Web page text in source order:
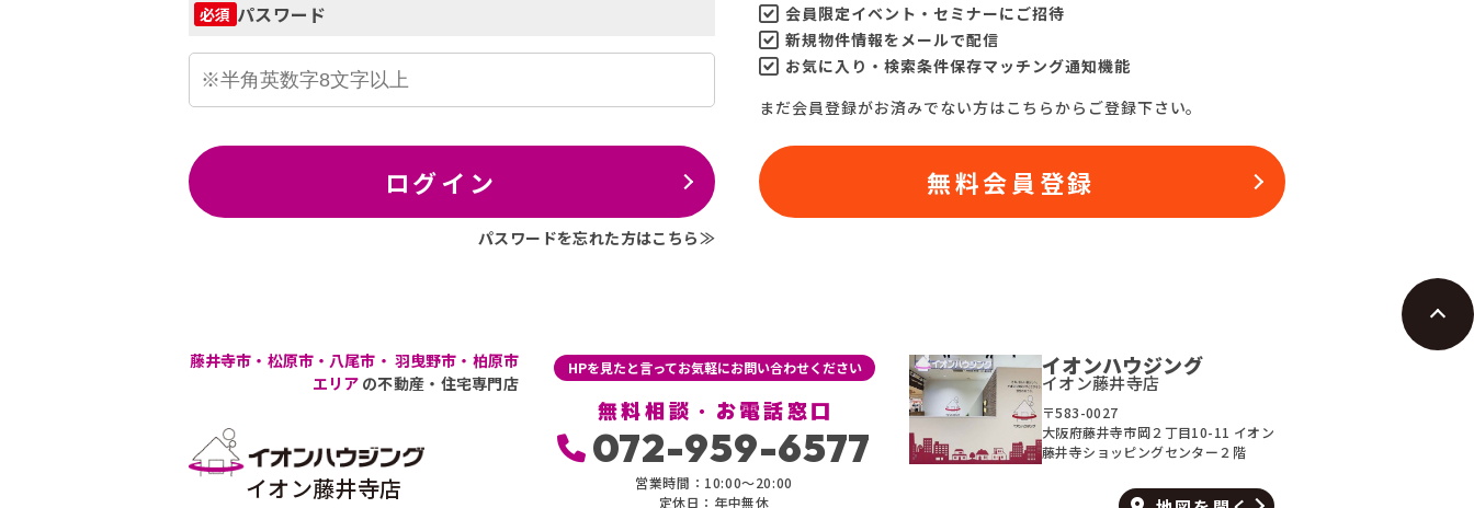
必須 パスワード
ログイン
パスワードを忘れた方はこちら≫
会員限定イベント・セミナーにご招待
新規物件情報をメールで配信
お気に入り・検索条件保存マッチング通知機能
まだ会員登録がお済みでない方はこちらからご登録下さい。
無料会員登録
藤井寺市・松原市・八尾市・ 羽曳野市・柏原市
エリア の不動産・住宅専門店
イオン藤井寺店
HPを見たと言ってお気軽にお問い合わせください
無料相談・お電話窓口
072-959-6577
営業時間：10:00〜20:00
定休日：年中無休
イオンハウジング
イオン藤井寺店
〒583-0027
大阪府藤井寺市岡２丁目10-11 イオン
藤井寺ショッピングセンター２階